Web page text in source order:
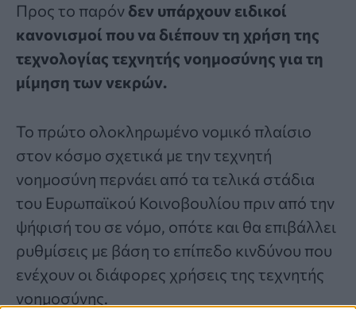
Προς το παρόν δεν υπάρχουν ειδικοί
κανονισμοί που να διέπουν τη χρήση της
τεχνολογίας τεχνητής νοημοσύνης για τη
μίμηση των νεκρών.
Το πρώτο ολοκληρωμένο νομικό πλαίσιο
στον κόσμο σχετικά με την τεχνητή
νοημοσύνη περνάει από τα τελικά στάδια
του Ευρωπαϊκού Κοινοβουλίου πριν από την
ψήφισή του σε νόμο, οπότε και θα επιβάλλει
ρυθμίσεις με βάση το επίπεδο κινδύνου που
ενέχουν οι διάφορες χρήσεις της τεχνητής
νοημοσύνης.